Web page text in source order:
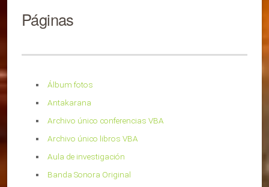
Páginas
Álbum fotos
Antakarana
Archivo único conferencias VBA
Archivo único libros VBA
Aula de investigación
Banda Sonora Original